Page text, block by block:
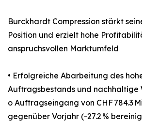
Burckhardt Compression stärkt
Position und erzielt hohe
anspruchsvollen Marktumfeld
• Erfolgreiche Abarbeitung des
Auftragsbestands und nachhaltige
o Auftragseingang von CHF 784.3
gegenüber Vorjahr (-27.2 %